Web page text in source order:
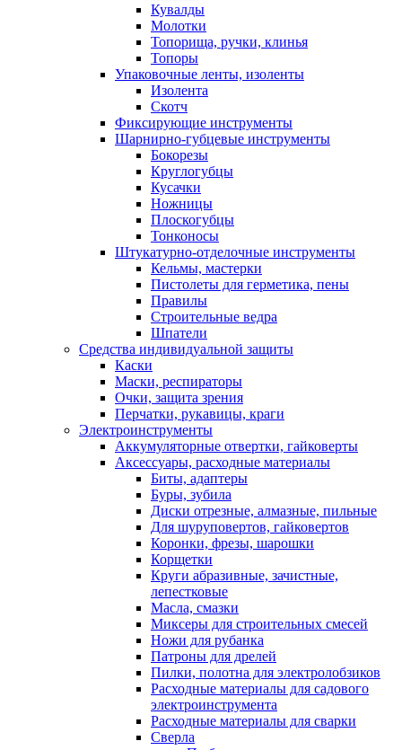
Кувалды
Молотки
Топорища, ручки, клинья
Топоры
Упаковочные ленты, изоленты
Изолента
Скотч
Фиксирующие инструменты
Шарнирно-губцевые инструменты
Бокорезы
Круглогубцы
Кусачки
Ножницы
Плоскогубцы
Тонконосы
Штукатурно-отделочные инструменты
Кельмы, мастерки
Пистолеты для герметика, пены
Правилы
Строительные ведра
Шпатели
Средства индивидуальной защиты
Каски
Маски, респираторы
Очки, защита зрения
Перчатки, рукавицы, краги
Электроинструменты
Аккумуляторные отвертки, гайковерты
Аксессуары, расходные материалы
Биты, адаптеры
Буры, зубила
Диски отрезные, алмазные, пильные
Для шуруповертов, гайковертов
Коронки, фрезы, шарошки
Корщетки
Круги абразивные, зачистные,
лепестковые
Масла, смазки
Миксеры для строительных смесей
Ножи для рубанка
Патроны для дрелей
Пилки, полотна для электролобзиков
Расходные материалы для садового
электроинструмента
Расходные материалы для сварки
Сверла